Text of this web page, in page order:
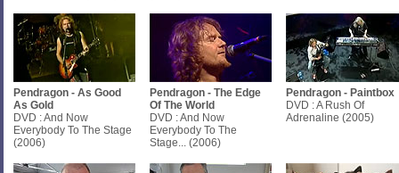
Pendragon - As Good
As Gold
DVD : And Now
Everybody To The Stage
(2006)
Pendragon - The Edge
Of The World
DVD : And Now
Everybody To The
Stage... (2006)
Pendragon - Paintbox
DVD : A Rush Of
Adrenaline (2005)